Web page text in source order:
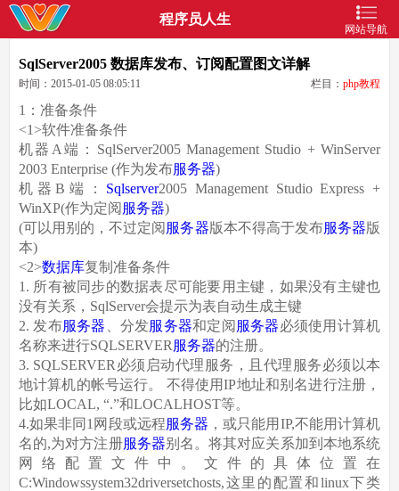
程序员人生
网站导航
SqlServer2005 数据库发布、订阅配置图文详解
栏目： php教程
时间：2015-01-05 08:05:11
1：准备条件
<1>软件准备条件
机器A端：SqlServer2005 Management Studio + WinServer
2003 Enterprise (作为发布服务器)
机器B端： Sqlserver2005 Management Studio Express +
WinXP(作为定阅 服务器)
(可以用别的，不过定阅 服务器版本不得高于发布服务器版
本)
<2>数据库复制准备条件
1. 所有被同步的数据表尽可能要用主键，如果没有主键也
没有关系，SqlServer会提示为表自动生成主键
2. 发布服务器 、分发服务器和定阅 服务器必须使用计算机
名称来进行SQLSERVER 服务器的注册。
3. SQLSERVER必须启动代理服务，且代理服务必须以本
地计算机的帐号运行。 不得使用IP地址和别名进行注册，
比如LOCAL, “.”和LOCALHOST等。
4.如果非同1网段或远程服务器 ，或只能用IP,不能用计算机
名的,为对方注册服务器别名。将其对应关系加到本地系统
网络配置文件中。文件的具体位置在
C:Windowssystem32driversetchosts,这里的配置和linux下类